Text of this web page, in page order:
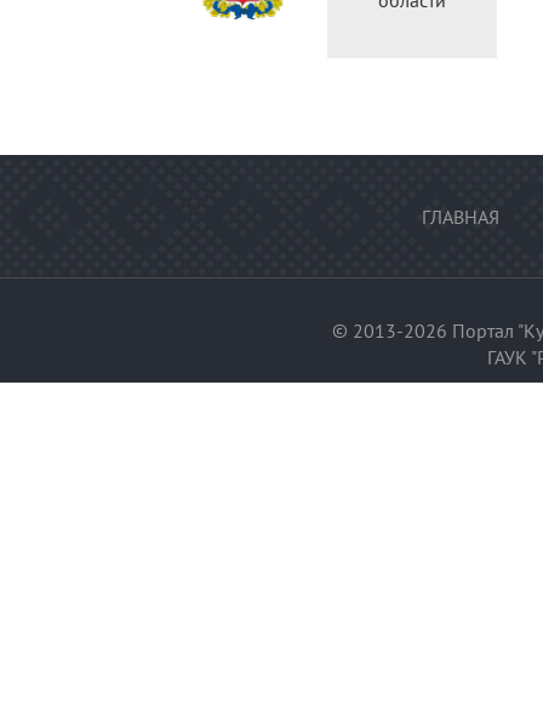
федерации
ГЛАВНАЯ
© 2013-2026 Портал
ГАУК